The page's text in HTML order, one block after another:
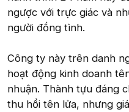
ngược với trực giác và
người đồng tình.
Công ty này trên danh
hoạt động kinh doanh
nhuận. Thành tựu đáng
thu hồi tên lửa, nhưng